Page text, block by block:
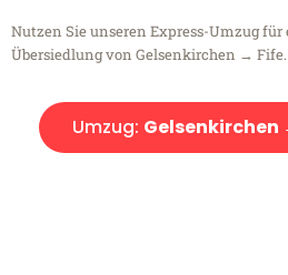
Nutzen Sie unseren Express-Umzug
Übersiedlung von Gelsenkirchen → Fife.
Umzug: Gelsenkirchen